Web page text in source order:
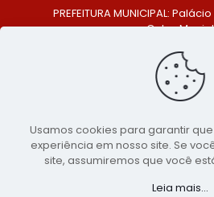
PREFEITURA MUNICIPAL:
Celso Maciel
Centro, São Bento do Una -
TELEFONE: (81)
E-MAIL:
Copyright 2021-2026 -
Prefeitura de São Bento
Usamos cookies para garantir
experiência em nosso site. Se
site, assumiremos que você
Leia mais...